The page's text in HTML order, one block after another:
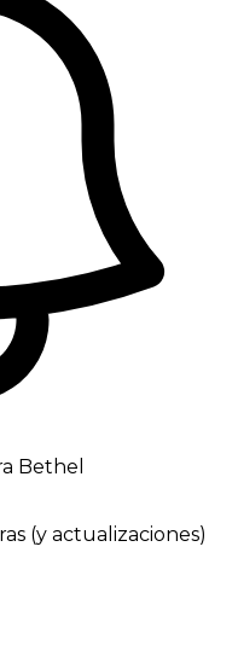
Bethel
(y actualizaciones)